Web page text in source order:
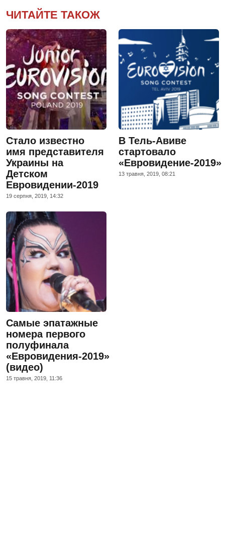
ЧИТАЙТЕ ТАКОЖ
Стало известно
имя представителя
Украины на
Детском
Евровидении-2019
19 серпня, 2019, 14:32
В Тель-Авиве
стартовало
«Евровидение-2019»
13 травня, 2019, 08:21
Самые эпатажные
номера первого
полуфинала
«Евровидения-2019»
(видео)
15 травня, 2019, 11:36